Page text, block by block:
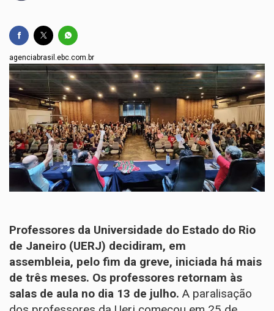
agenciabrasil.ebc.com.br
Professores da Universidade do Estado do Rio
de Janeiro (UERJ) decidiram, em
assembleia, pelo fim da greve, iniciada há mais
de três meses. Os professores retornam às
salas de aula no dia 13 de julho. A paralisação